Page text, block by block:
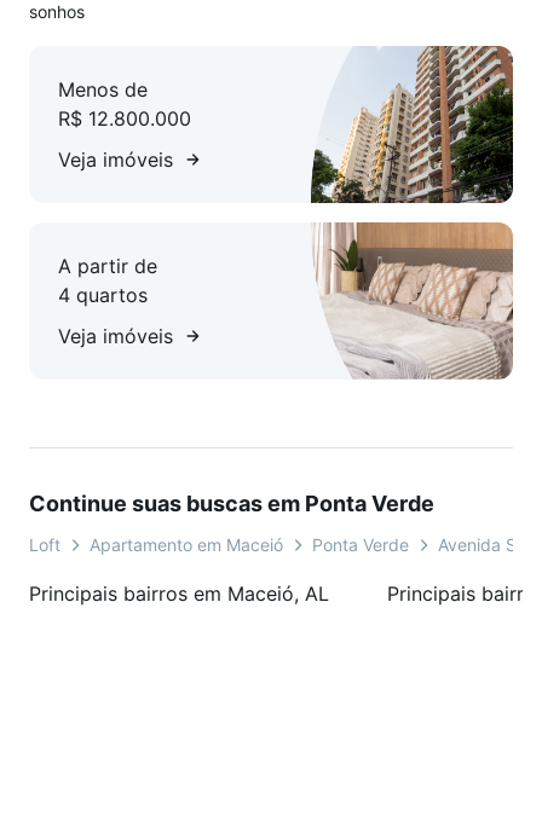
sonhos
Menos de
R$ 12.800.000
Veja imóveis
A partir de
4 quartos
Veja imóveis
Continue suas buscas em Ponta Verde
Loft Apartamento em Maceió Ponta Verde Avenida
Principais bairros em Maceió, AL Principais